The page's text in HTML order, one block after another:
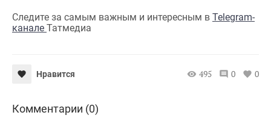
Следите за самым важным и интересным в Telegram-
канале Татмедиа
Нравится 495 0 0
Комментарии (0)